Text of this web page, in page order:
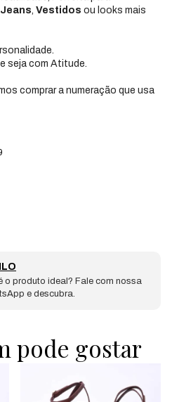
Jeans Vestidos ou looks mais
seja com Atitude.
comprar a numeração que usa
o produto ideal? Fale com nossa
e descubra.
pode gostar